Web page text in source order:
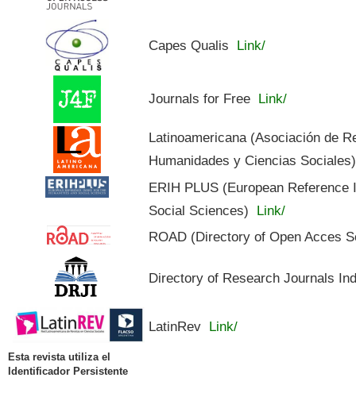
Capes Qualis Link/
Journals for Free Link/
Latinoamericana (Asociación de
Humanidades y Ciencias Sociales)
ERIH PLUS (European
Social Sciences) Link/
ROAD (Directory of Open Acces
Directory of Research Journals
LatinRev Link/
Esta revista utiliza el
Identificador Persistente